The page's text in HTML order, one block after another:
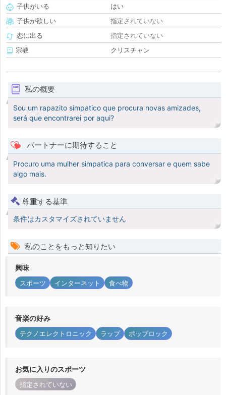
子供がいる
はい
子供が欲しい
指定されていない
恋に出る
指定されていない
宗教
クリスチャン
私の概要
Sou um rapazito simpatico que procura novas amizades,
será que encontrarei por aqui?
パートナーに期待すること
Procuro uma mulher simpatica para conversar e quem sabe
algo mais.
尊重する基準
条件はカスタマイズされていません
私のことをもっと知りたい
興味
スポーツ インターネット 食べ物
音楽の好み
テクノエレクトロニック ラップ ポップロック
お気に入りのスポーツ
指定されていない